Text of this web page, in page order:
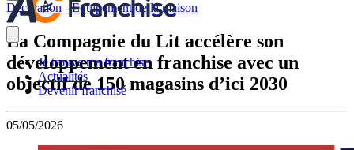
Je trouve ma franchise
Actualités
Devenir franchisé
Décoration - Équipement de la maison
La Compagnie du Lit accélère son
développement en franchise avec un
objectif de 150 magasins d’ici 2030
05/05/2026